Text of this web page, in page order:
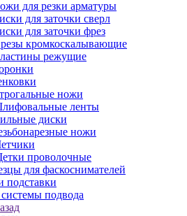
для резки арматуры
для заточки сверл
для заточки фрез
кромкоскалывающие
режущие
ножи
ленты
диски
ножи
проволочные
для фаскоснимателей
подставки
подвода